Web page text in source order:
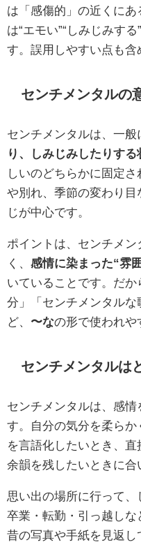
は「感傷的」の近くに
は“エモい”“しみじみす
す。誤用しやすい点も含
センチメンタルの
センチメンタルは、一般
り、しみじみしたりする
しいのどちらかに固定
や別れ、季節の変わり
じが中心です。
ポイントは、センチメ
く、 感情に染まった“雰
いていることです。だ
分」「センチメンタル
ど、 〜なの形で使われや
センチメンタルは
センチメンタルは、感情
す。自分の気分を柔ら
を言語化したいとき、
余韻を残したいときに合
思い出の場所に行って、
卒業・転勤・引っ越しな
昔の写真や手紙を見返し